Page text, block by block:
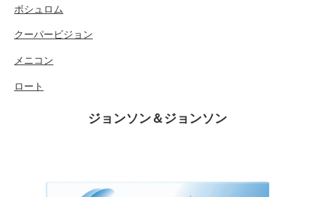
ボシュロム
クーパービジョン
メニコン
ロート
ジョンソン＆ジョンソン